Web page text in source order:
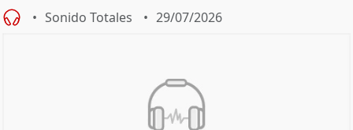
Sonido Totales 29/07/2026